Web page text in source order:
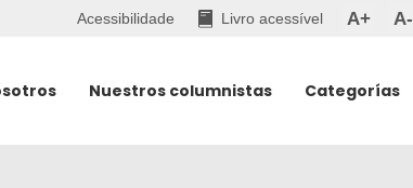
Acessibilidade Livro acessível A+ A-
Nuestros columnistas Categorías